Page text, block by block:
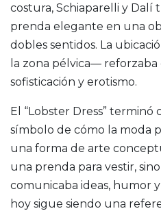
costura, Schiaparelli y Dalí
prenda elegante en una
dobles sentidos. La
la zona pélvica—
sofisticación y erotismo.
El “Lobster Dress”
símbolo de cómo la moda
una forma de arte
una prenda para vestir,
comunicaba ideas, humor
hoy sigue siendo una